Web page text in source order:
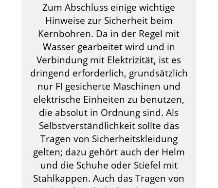
Zum Abschluss einige wichtige
Hinweise zur Sicherheit beim
Kernbohren. Da in der Regel mit
Wasser gearbeitet wird und in
Verbindung mit Elektrizität, ist es
dringend erforderlich, grundsätzlich
nur FI gesicherte Maschinen und
elektrische Einheiten zu benutzen,
die absolut in Ordnung sind. Als
Selbstverständlichkeit sollte das
Tragen von Sicherheitskleidung
gelten; dazu gehört auch der Helm
und die Schuhe oder Stiefel mit
Stahlkappen. Auch das Tragen von